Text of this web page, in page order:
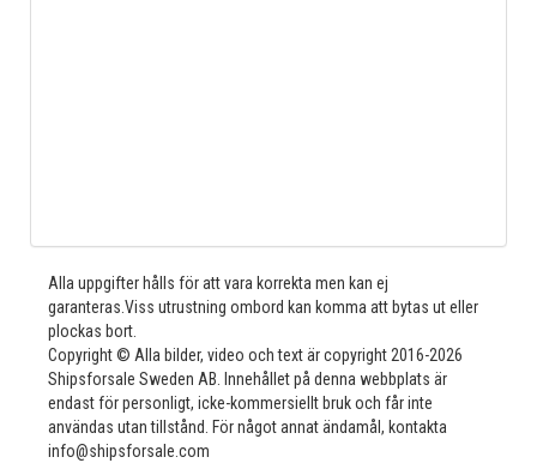
Alla uppgifter hålls för att vara korrekta men kan ej
garanteras.Viss utrustning ombord kan komma att bytas ut eller
plockas bort.
Copyright © Alla bilder, video och text är copyright 2016-2026
Shipsforsale Sweden AB. Innehållet på denna webbplats är
endast för personligt, icke-kommersiellt bruk och får inte
användas utan tillstånd. För något annat ändamål, kontakta
info@shipsforsale.com